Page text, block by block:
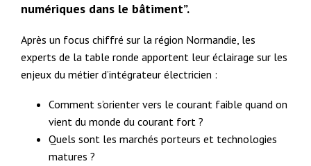
numériques dans le bâtiment”.
Après un focus chiffré sur la région Normandie, les
experts de la table ronde apportent leur éclairage sur les
enjeux du métier d’intégrateur électricien :
Comment s’orienter vers le courant faible quand on
vient du monde du courant fort ?
Quels sont les marchés porteurs et technologies
matures ?